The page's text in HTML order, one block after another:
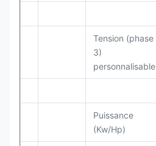
Tension (phase
3)
personnalisable
Puissance
(Kw/Hp)